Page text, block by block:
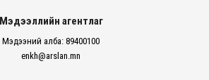
Мэдээллийн агентлаг
Мэдээний алба: 89400100
enkh@arslan.mn